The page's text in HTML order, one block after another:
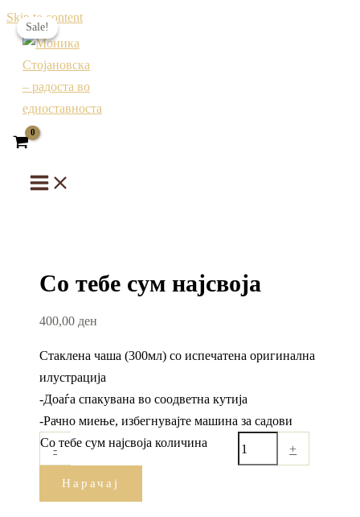
Skip to content
Со тебе сум најсвоја
400,00 ден
Стаклена чаша (300мл) со испечатена оригинална
илустрација
-Доаѓа спакувана во соодветна кутија
-Рачно миење, избегнувајте машина за садови
-
Со тебе сум најсвоја количина +
Нарачај
Sale!
Sale!